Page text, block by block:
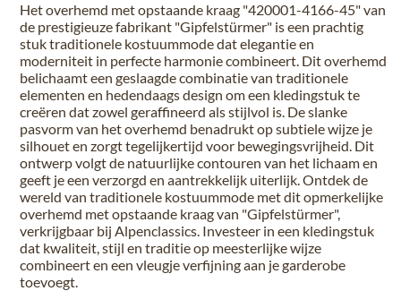
Het overhemd met opstaande kraag "420001-4166-45" van
de prestigieuze fabrikant "Gipfelstürmer" is een prachtig
stuk traditionele kostuummode dat elegantie en
moderniteit in perfecte harmonie combineert. Dit overhemd
belichaamt een geslaagde combinatie van traditionele
elementen en hedendaags design om een kledingstuk te
creëren dat zowel geraffineerd als stijlvol is. De slanke
pasvorm van het overhemd benadrukt op subtiele wijze je
silhouet en zorgt tegelijkertijd voor bewegingsvrijheid. Dit
ontwerp volgt de natuurlijke contouren van het lichaam en
geeft je een verzorgd en aantrekkelijk uiterlijk. Ontdek de
wereld van traditionele kostuummode met dit opmerkelijke
overhemd met opstaande kraag van "Gipfelstürmer",
verkrijgbaar bij Alpenclassics. Investeer in een kledingstuk
dat kwaliteit, stijl en traditie op meesterlijke wijze
combineert en een vleugje verfijning aan je garderobe
toevoegt.